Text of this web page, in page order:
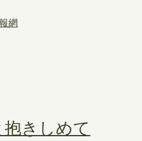
網
きしめて